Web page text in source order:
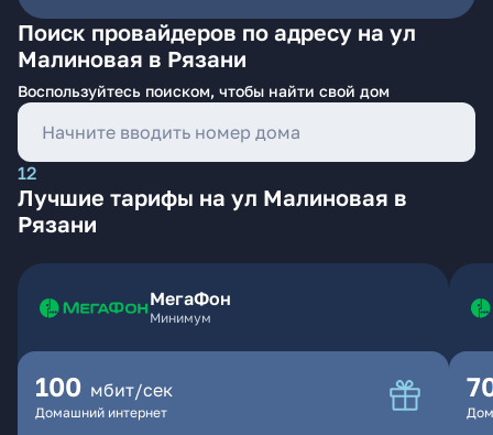
Поиск провайдеров по адресу на ул
Малиновая в Рязани
Воспользуйтесь поиском, чтобы найти свой дом
12
Лучшие тарифы на ул Малиновая в
Рязани
МегаФон
Минимум
100 мбит/сек
Домашний интернет